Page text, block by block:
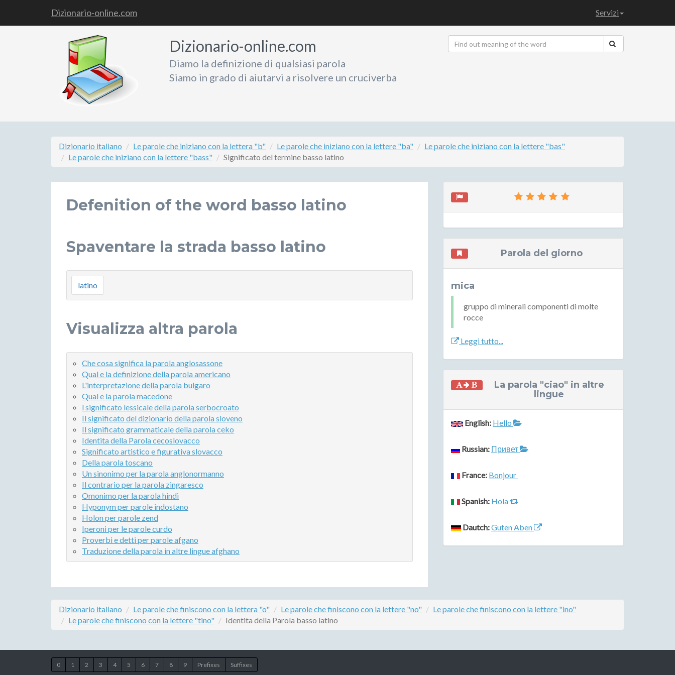
Dizionario-online.com Servizi
Dizionario-online.com
Diamo la definizione di qualsiasi parola
Siamo in grado di aiutarvi a risolvere un cruciverba
Dizionario italiano Le parole che iniziano con la lettera "b" Le parole che iniziano con la lettere "ba"
Le parole che iniziano con la lettere "bas"
Le parole che iniziano con la lettere "bass"
Significato del termine basso latino
Defenition of the word basso latino
Spaventare la strada basso latino
latino
Visualizza altra parola
Che cosa significa la parola anglosassone
Qual e la definizione della parola americano
L'interpretazione della parola bulgaro
Qual e la parola macedone
l significato lessicale della parola serbocroato
Il significato del dizionario della parola sloveno
Il significato grammaticale della parola ceko
Identita della Parola cecoslovacco
Significato artistico e figurativa slovacco
Della parola toscano
Un sinonimo per la parola anglonormanno
Il contrario per la parola zingaresco
Omonimo per la parola hindi
Hyponym per parole indostano
Holon per parole zend
Iperoni per le parole curdo
Proverbi e detti per parole afgano
Traduzione della parola in altre lingue afghano
Parola del giorno
mica
gruppo di minerali componenti di molte
rocce
Leggi tutto...
La parola "ciao" in altre
lingue
English: Hello
Russian: Привет
France: Bonjour
Spanish: Hola
Dautch:Guten Aben
Dizionario italiano Le parole che finiscono con la lettera "o" Le parole che finiscono con la lettere "no"
Le parole che finiscono con la lettere "ino"
Le parole che finiscono con la lettere "tino"
Identita della Parola basso latino
0 1 2 3 4 5 6 7 8 9 Prefixes Suffixes